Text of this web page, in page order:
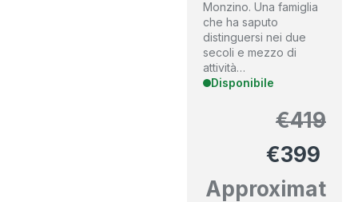
Monzino. Una famiglia
che ha saputo
distinguersi nei due
secoli e mezzo di
attività…
Disponibile
€419
€399
Approximat